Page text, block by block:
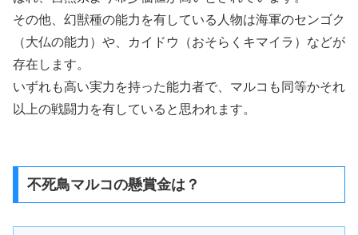
その他、幻獣種の能力を有している人物は海軍のセンゴク
（大仏の能力）や、カイドウ（おそらくキマイラ）などが
存在します。
いずれも高い実力を持った能力者で、マルコも同等かそれ
以上の戦闘力を有していると思われます。
不死鳥マルコの懸賞金は？